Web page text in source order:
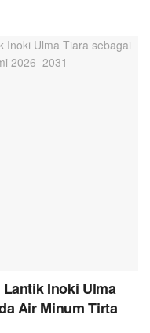
Inoki Ulma
Air Minum Tirta